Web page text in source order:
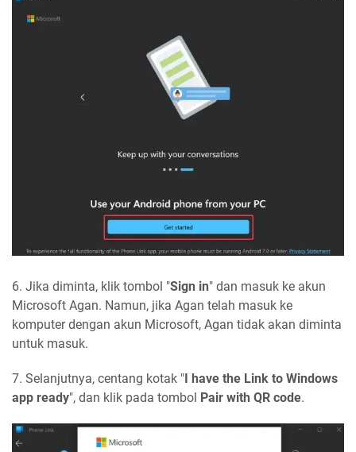
6. Jika diminta, klik tombol "Sign in" dan masuk ke akun
Microsoft Agan. Namun, jika Agan telah masuk ke
komputer dengan akun Microsoft, Agan tidak akan diminta
untuk masuk.
7. Selanjutnya, centang kotak "I have the Link to Windows
app ready", dan klik pada tombol Pair with QR code.